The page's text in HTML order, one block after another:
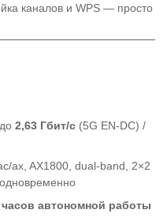
каналов и WPS — просто
до2,63 Гбит/с (5G EN-DC) /
ax, AX1800, dual-band, 2×2
одновременно
часов автономной работы